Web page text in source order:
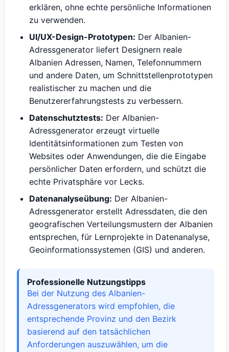
erklären, ohne echte persönliche Informationen
zu verwenden.
UI/UX-Design-Prototypen: Der Albanien-
Adressgenerator liefert Designern reale
Albanien Adressen, Namen, Telefonnummern
und andere Daten, um Schnittstellenprototypen
realistischer zu machen und die
Benutzererfahrungstests zu verbessern.
Datenschutztests: Der Albanien-
Adressgenerator erzeugt virtuelle
Identitätsinformationen zum Testen von
Websites oder Anwendungen, die die Eingabe
persönlicher Daten erfordern, und schützt die
echte Privatsphäre vor Lecks.
Datenanalyseübung: Der Albanien-
Adressgenerator erstellt Adressdaten, die den
geografischen Verteilungsmustern der Albanien
entsprechen, für Lernprojekte in Datenanalyse,
Geoinformationssystemen (GIS) und anderen.
Professionelle Nutzungstipps
Bei der Nutzung des Albanien-
Adressgenerators wird empfohlen, die
entsprechende Provinz und den Bezirk
basierend auf den tatsächlichen
Anforderungen auszuwählen, um die